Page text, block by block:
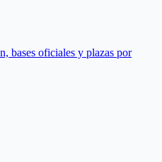
bases oficiales y plazas por